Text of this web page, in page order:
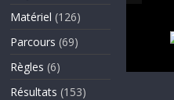
Matériel (126)
Parcours (69)
Règles (6)
Résultats (153)